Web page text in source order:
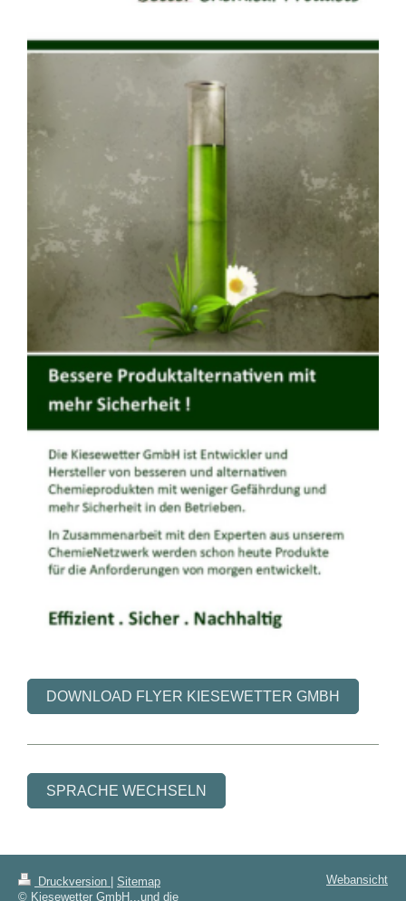
DOWNLOAD FLYER KIESEWETTER GMBH
SPRACHE WECHSELN
Druckversion
Sitemap
© Kiesewetter GmbH...und die
Webansicht